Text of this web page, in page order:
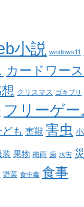
小説 windows11
カードワー
クリスマス ゴキブリ
フリーゲー
ども 害獣 害虫
装 果物 梅雨 歯 水害
野菜 食中毒 食事